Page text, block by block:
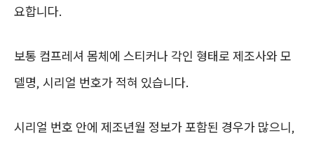
요합니다.
보통 컴프레셔 몸체에 스티커나 각인 형태로 제조사와 모
델명, 시리얼 번호가 적혀 있습니다.
시리얼 번호 안에 제조년월 정보가 포함된 경우가 많으니,